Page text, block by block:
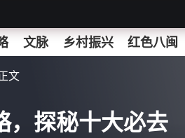
文脉 乡村振兴 红色八闽
文
，探秘十大必去